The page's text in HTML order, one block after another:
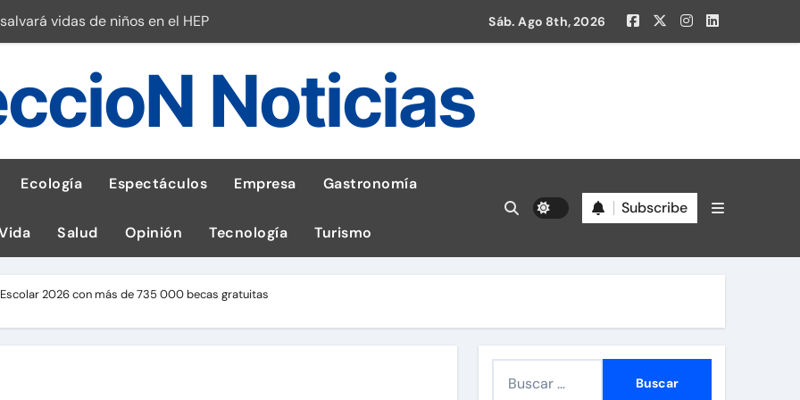
vidas de niños en el HEP
en Latam
con leña
de hígado
de celular según OSIPTEL
peruanos del IPD
Sáb. Ago 8th, 2026
Noticias
Ecología Espectáculos Empresa Gastronomía
Salud Opinión Tecnología Turismo
Subscribe
2026 con más de 735 000 becas gratuitas